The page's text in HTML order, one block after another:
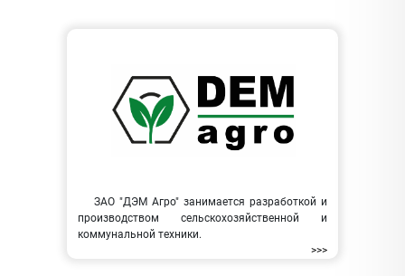
ЗАО "ДЭМ Агро" занимается разработкой и
производством сельскохозяйственной и
коммунальной техники.
>>>